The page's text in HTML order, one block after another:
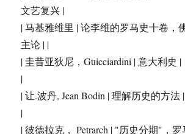
文艺复兴 |
| 马基雅维里 | 论李维的罗马史十卷，
主论 | |
| 圭昔亚狄尼，Guicciardini | 意大利史 |
|
| 让.波丹, Jean Bodin | 理解历史的方法 |
|
| 彼德拉克， Petrarch | "历史分期"，罗